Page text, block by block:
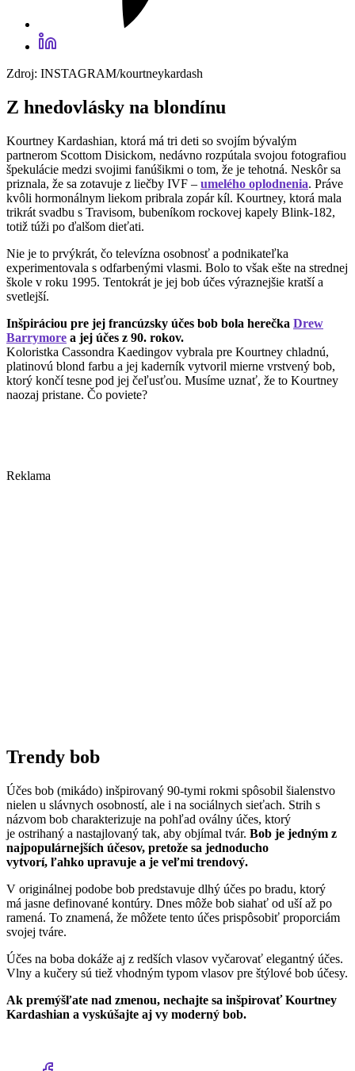
Zdroj: INSTAGRAM/kourtneykardash
Z hnedovlásky na blondínu
Kourtney Kardashian, ktorá má tri deti so svojím bývalým
partnerom Scottom Disickom, nedávno rozpútala svojou fotografiou
špekulácie medzi svojimi fanúšikmi o tom, že je tehotná. Neskôr sa
priznala, že sa zotavuje z liečby IVF – umelého oplodnenia. Práve
kvôli hormonálnym liekom pribrala zopár kíl. Kourtney, ktorá mala
trikrát svadbu s Travisom, bubeníkom rockovej kapely Blink-182,
totiž túži po ďalšom dieťati.
Nie je to prvýkrát, čo televízna osobnosť a podnikateľka
experimentovala s odfarbenými vlasmi. Bolo to však ešte na strednej
škole v roku 1995. Tentokrát je jej bob účes výraznejšie kratší a
svetlejší.
Inšpiráciou pre jej francúzsky účes bob bola herečka Drew
Barrymore a jej účes z 90. rokov.
Koloristka Cassondra Kaedingov vybrala pre Kourtney chladnú,
platinovú blond farbu a jej kaderník vytvoril mierne vrstvený bob,
ktorý končí tesne pod jej čeľusťou. Musíme uznať, že to Kourtney
naozaj pristane. Čo poviete?
Reklama
Trendy bob
Účes bob (mikádo) inšpirovaný 90-tymi rokmi spôsobil šialenstvo
nielen u slávnych osobností, ale i na sociálnych sieťach. Strih s
názvom bob charakterizuje na pohľad oválny účes, ktorý
je ostrihaný a nastajlovaný tak, aby objímal tvár. Bob je jedným z
najpopulárnejších účesov, pretože sa jednoducho
vytvorí, ľahko upravuje a je veľmi trendový.
V originálnej podobe bob predstavuje dlhý účes po bradu, ktorý
má jasne definované kontúry. Dnes môže bob siahať od uší až po
ramená. To znamená, že môžete tento účes prispôsobiť proporciám
svojej tváre.
Účes na boba dokáže aj z redších vlasov vyčarovať elegantný účes.
Vlny a kučery sú tiež vhodným typom vlasov pre štýlové bob účesy.
Ak premýšľate nad zmenou, nechajte sa inšpirovať Kourtney
Kardashian a vyskúšajte aj vy moderný bob.